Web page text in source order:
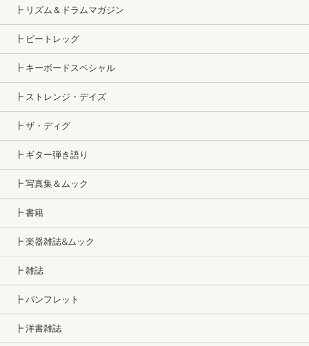
┣ リズム＆ドラムマガジン
┣ ビートレッグ
┣ キーボードスペシャル
┣ ストレンジ・デイズ
┣ ザ・ディグ
┣ ギター弾き語り
┣ 写真集＆ムック
┣ 書籍
┣ 楽器雑誌&ムック
┣ 雑誌
┣ パンフレット
┣ 洋書雑誌